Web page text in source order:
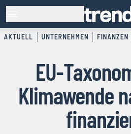
AKTUELL UNTERNEHMEN FINANZEN
EU-
Klimawende